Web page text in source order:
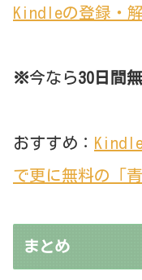
Kindleの登録・
※今なら30日間
おすすめ：
で更に無料の「
まとめ